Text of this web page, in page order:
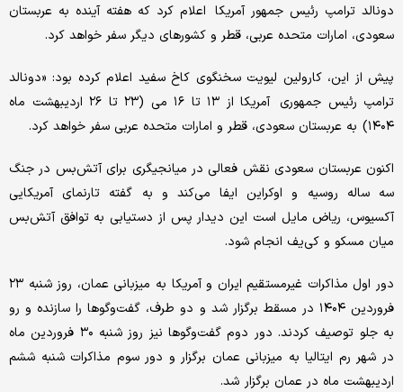
دونالد ترامپ رئیس جمهور آمریکا اعلام کرد که هفته آینده به عربستان
سعودی، امارات متحده عربی، قطر و کشورهای دیگر سفر خواهد کرد.
پیش از این، کارولین لیویت سخنگوی کاخ سفید اعلام کرده بود: «دونالد
ترامپ رئیس جمهوری آمریکا از ۱۳ تا ۱۶ می (۲۳ تا ۲۶ اردیبهشت ماه
۱۴۰۴) به عربستان سعودی، قطر و امارات متحده عربی سفر خواهد کرد.
اکنون عربستان سعودی نقش فعالی در میانجیگری برای آتش‌بس در جنگ
سه‌ ساله روسیه و اوکراین ایفا می‌کند و به گفته تارنمای آمریکایی
آکسیوس، ریاض مایل است این دیدار پس از دستیابی به توافق آتش‌بس
میان مسکو و کی‌یف انجام شود.
دور اول مذاکرات غیرمستقیم ایران و آمریکا به میزبانی عمان، روز شنبه ۲۳
فروردین ۱۴۰۴ در مسقط برگزار شد و دو طرف، گفت‌وگوها را سازنده و رو
به جلو توصیف کردند. دور دوم گفت‌وگوها نیز روز شنبه ۳۰ فروردین ماه
در شهر رم ایتالیا به میزبانی عمان برگزار و دور سوم مذاکرات شنبه ششم
اردیبهشت ماه در عمان برگزار شد.